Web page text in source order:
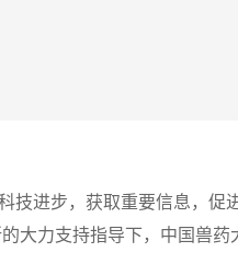
技进步，获取重要信息，
大力支持指导下，中国兽药